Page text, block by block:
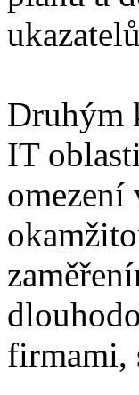
Druhým
IT
firmami,